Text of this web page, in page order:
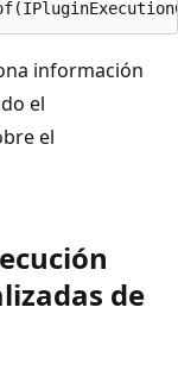
información
el
el
de